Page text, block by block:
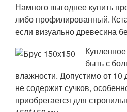
Намного выгоднее купить
либо профилированный.
если визуально древесина
быть с
влажности. Допустимо от 10
не содержит сучков,
приобретается для